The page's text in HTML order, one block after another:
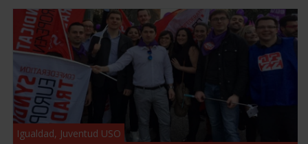
Igualdad, Juventud USO